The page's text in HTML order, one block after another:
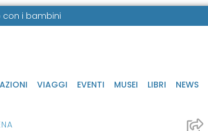
con i bambini
VIAGGI EVENTI MUSEI LIBRI NEWS